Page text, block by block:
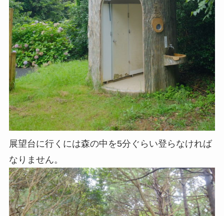
展望台に行くには森の中を5分ぐらい登らなければ
なりません。